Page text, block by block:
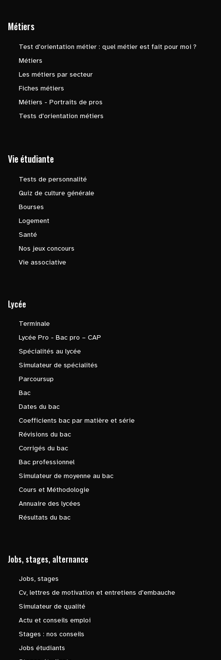
Métiers
Test d'orientation métier : quel métier est fait pour moi ?
Métiers
Les métiers par secteur
Fiches métiers
Métiers - Portraits de pros
Tests d'orientation métiers
Vie étudiante
Tests de personnalité
Quiz de culture générale
Bourses
Logement
Santé
Nos jeux concours
Vie associative
Lycée
Terminale
Lycée Pro - Bac pro – CAP
Spécialités au lycée
Simulateur de spécialités
Parcoursup
Bac
Dates du bac
Coefficients bac par matière et série
Révisions du bac
Corrigés du bac
Bac professionnel
Simulateur de moyenne au bac
Cours et Méthodologie
Annuaire des lycées
Résultats du bac
Jobs, stages, alternance
Jobs, stages
Cv, lettres de motivation et entretiens d'embauche
Simulateur de qualité
Actu et conseils emploi
Stages : nos conseils
Jobs étudiants